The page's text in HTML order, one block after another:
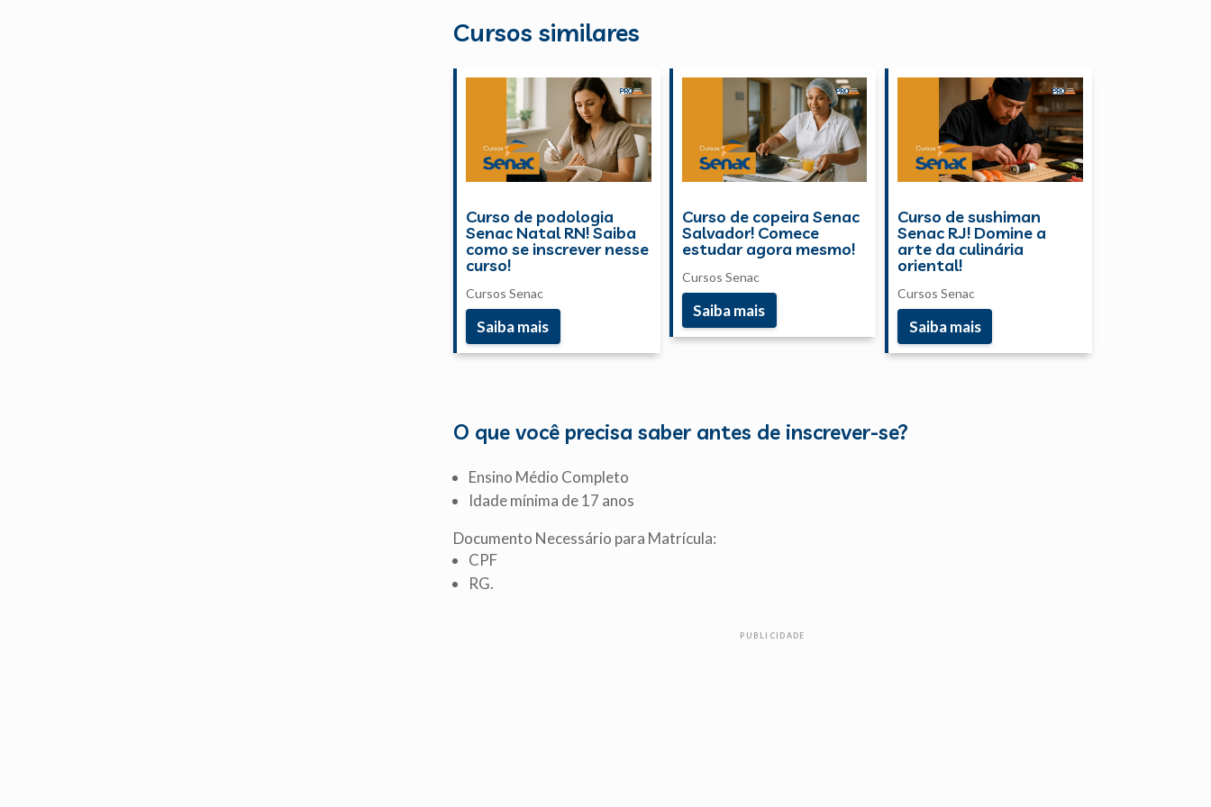
Cursos similares
Curso de podologia
Senac Natal RN! Saiba
como se inscrever nesse
curso!
Cursos Senac
Saiba mais
Curso de copeira Senac
Salvador! Comece
estudar agora mesmo!
Cursos Senac
Saiba mais
Curso de sushiman
Senac RJ! Domine a
arte da culinária
oriental!
Cursos Senac
Saiba mais
O que você precisa saber antes de inscrever-se?
Ensino Médio Completo
Idade mínima de 17 anos
Documento Necessário para Matrícula:
CPF
RG.
PUBLICIDADE